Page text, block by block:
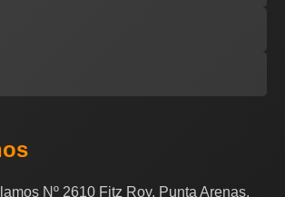
Nº 2610 Fitz Roy, Punta Arenas,